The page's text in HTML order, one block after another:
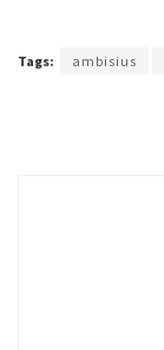
Tags: ambisius